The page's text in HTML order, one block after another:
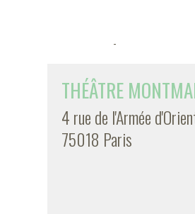
-
THÉÂTRE
4 rue de l'Armée
75018 Paris